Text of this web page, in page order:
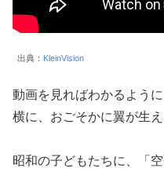
出典： KleinVision
動画を見ればわかるよう
横に、おごそかに翼が生
昭和の子どもたちに、「